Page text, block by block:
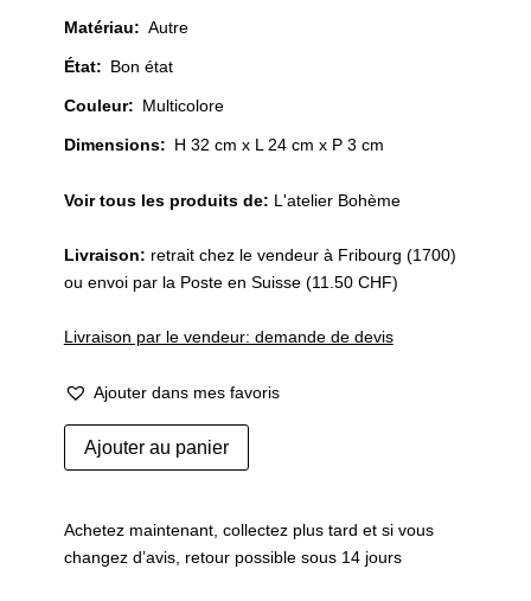
Matériau: Autre
État: Bon état
Couleur: Multicolore
Dimensions: H 32 cm x L 24 cm x P 3 cm
Voir tous les produits de: L'atelier Bohème
Livraison: retrait chez le vendeur à Fribourg (1700)
ou envoi par la Poste en Suisse (11.50 CHF)
Livraison par le vendeur: demande de devis
Ajouter dans mes favoris
quantité
de
Ajouter au panier
Achetez maintenant, collectez plus tard et si vous
changez d’avis, retour possible sous 14 jours